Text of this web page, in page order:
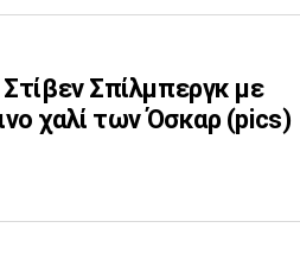
Σπίλμπεργκ με
χαλί των Όσκαρ (pics)